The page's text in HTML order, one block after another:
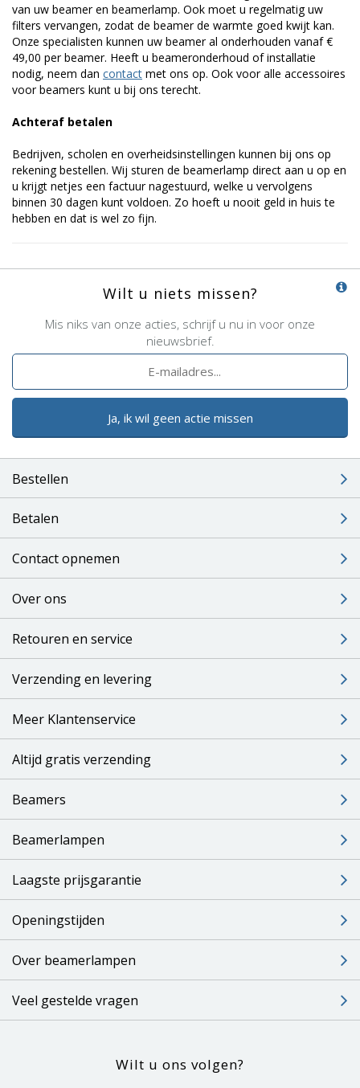
van uw beamer en beamerlamp. Ook moet u regelmatig uw
filters vervangen, zodat de beamer de warmte goed kwijt kan.
Onze specialisten kunnen uw beamer al onderhouden vanaf €
49,00 per beamer. Heeft u beameronderhoud of installatie
nodig, neem dan contact met ons op. Ook voor alle accessoires
voor beamers kunt u bij ons terecht.
Achteraf betalen
Bedrijven, scholen en overheidsinstellingen kunnen bij ons op
rekening bestellen. Wij sturen de beamerlamp direct aan u op en
u krijgt netjes een factuur nagestuurd, welke u vervolgens
binnen 30 dagen kunt voldoen. Zo hoeft u nooit geld in huis te
hebben en dat is wel zo fijn.
Wilt u niets missen?
Mis niks van onze acties, schrijf u nu in voor onze
nieuwsbrief.
Ja, ik wil geen actie missen
Bestellen
Betalen
Contact opnemen
Over ons
Retouren en service
Verzending en levering
Meer Klantenservice
Altijd gratis verzending
Beamers
Beamerlampen
Laagste prijsgarantie
Openingstijden
Over beamerlampen
Veel gestelde vragen
Wilt u ons volgen?